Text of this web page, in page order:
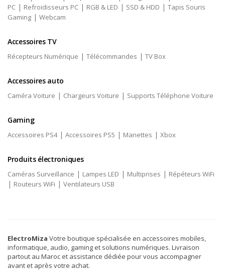
PC | Refroidisseurs PC | RGB & LED | SSD & HDD | Tapis Souris
Gaming | Webcam
Accessoires TV
Récepteurs Numérique | Télécommandes | TV Box
Accessoires auto
Caméra Voiture | Chargeurs Voiture | Supports Téléphone Voiture
Gaming
Accessoires PS4| Accessoires PS5 | Manettes | Xbox
Produits électroniques
Caméras Surveillance | Lampes LED | Multiprises | Répéteurs WiFi
| Routeurs WiFi | Ventilateurs USB
ElectroMiza Votre boutique spécialisée en accessoires mobiles,
informatique, audio, gaming et solutions numériques. Livraison
partout au Maroc et assistance dédiée pour vous accompagner
avant et après votre achat.